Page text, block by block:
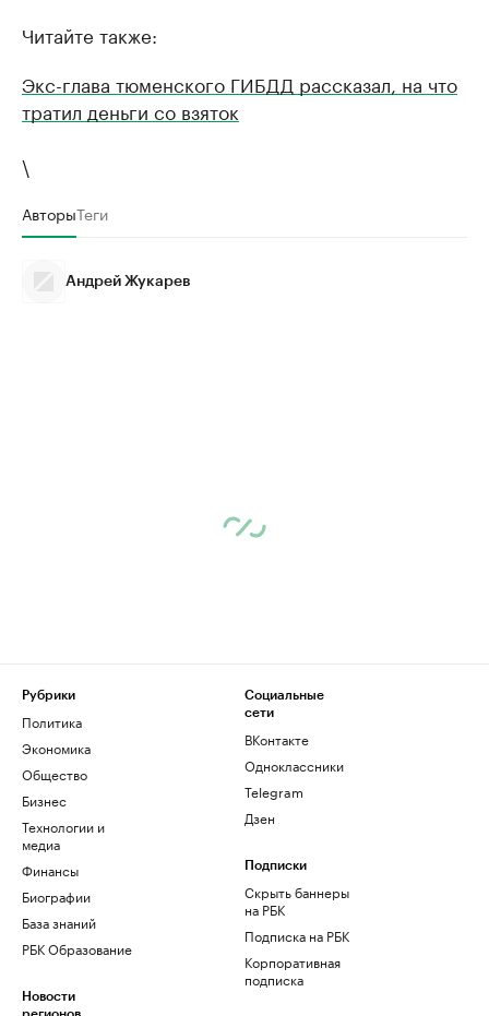
Читайте также:
Экс-глава тюменского ГИБДД рассказал, на что
тратил деньги со взяток
\
АвторыТеги
Андрей Жукарев
Рубрики
Политика
Экономика
Общество
Бизнес
Технологии и
медиа
Финансы
Биографии
База знаний
РБК Образование
Новости
Социальные
сети
ВКонтакте
Одноклассники
Telegram
Дзен
Подписки
Скрыть баннеры
на РБК
Подписка на РБК
Корпоративная
подписка